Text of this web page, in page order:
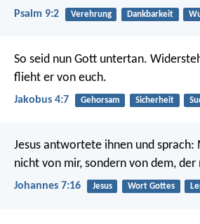
Psalm 9:2 Verehrung Dankbarkeit
So seid nun Gott untertan.
flieht er von euch.
Jakobus 4:7 Gehorsam Sicherheit
Jesus antwortete ihnen und sprach:
nicht von mir, sondern von dem, der
Johannes 7:16 Jesus Wort Gottes